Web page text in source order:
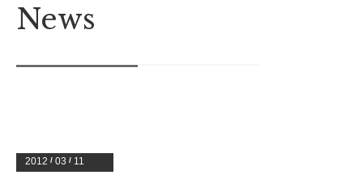
2012 / 03 / 11
News